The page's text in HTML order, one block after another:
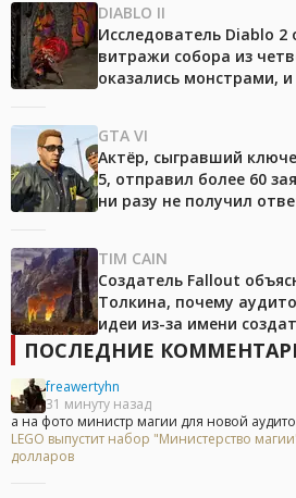
DIABLO II
Исследователь Diablo
витражи собора из
оказались монстрами,
GTA VI
Актёр, сыгравший
5, отправил более 60
ни разу не получил
TIM CAIN
Создатель Fallout
Толкина, почему
идеи из-за имени
ПОСЛЕДНИЕ
freawertyhn
31 минуту назад
а на фото министр магии для новой
LEGO выпустит набор "Министерство
долларов